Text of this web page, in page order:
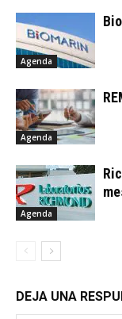
Agenda
Agenda
Agenda
DEJA UNA